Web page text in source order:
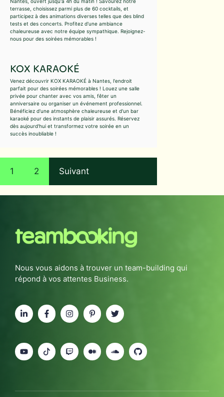
terrasse, choisissez parmi plus de 60 cocktails, et
participez à des animations diverses telles que des blind
tests et des concerts. Profitez d'une ambiance
chaleureuse avec notre équipe sympathique. Rejoignez-
nous pour des soirées mémorables !
KOX KARAOKÉ
Venez découvrir KOX KARAOKÉ à Nantes, l'endroit
parfait pour des soirées mémorables ! Louez une salle
privée pour chanter avec vos amis, fêter un
anniversaire ou organiser un événement professionnel.
Bénéficiez d'une atmosphère chaleureuse et d'un bar
karaoké pour des instants de plaisir assurés. Réservez
dès aujourd'hui et transformez votre soirée en un
succès inoubliable !
1 2 Suivant
Nous vous aidons à trouver un team-building qui
répond à vos attentes Business.